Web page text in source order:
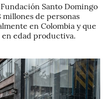
Santo Domingo
millones de personas
en Colombia y que
edad productiva.